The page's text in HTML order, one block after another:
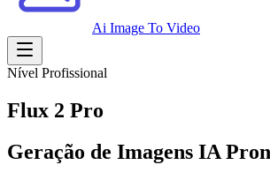
Ai Image To Video
Nível Profissional
Flux 2 Pro
Geração de Imagens IA